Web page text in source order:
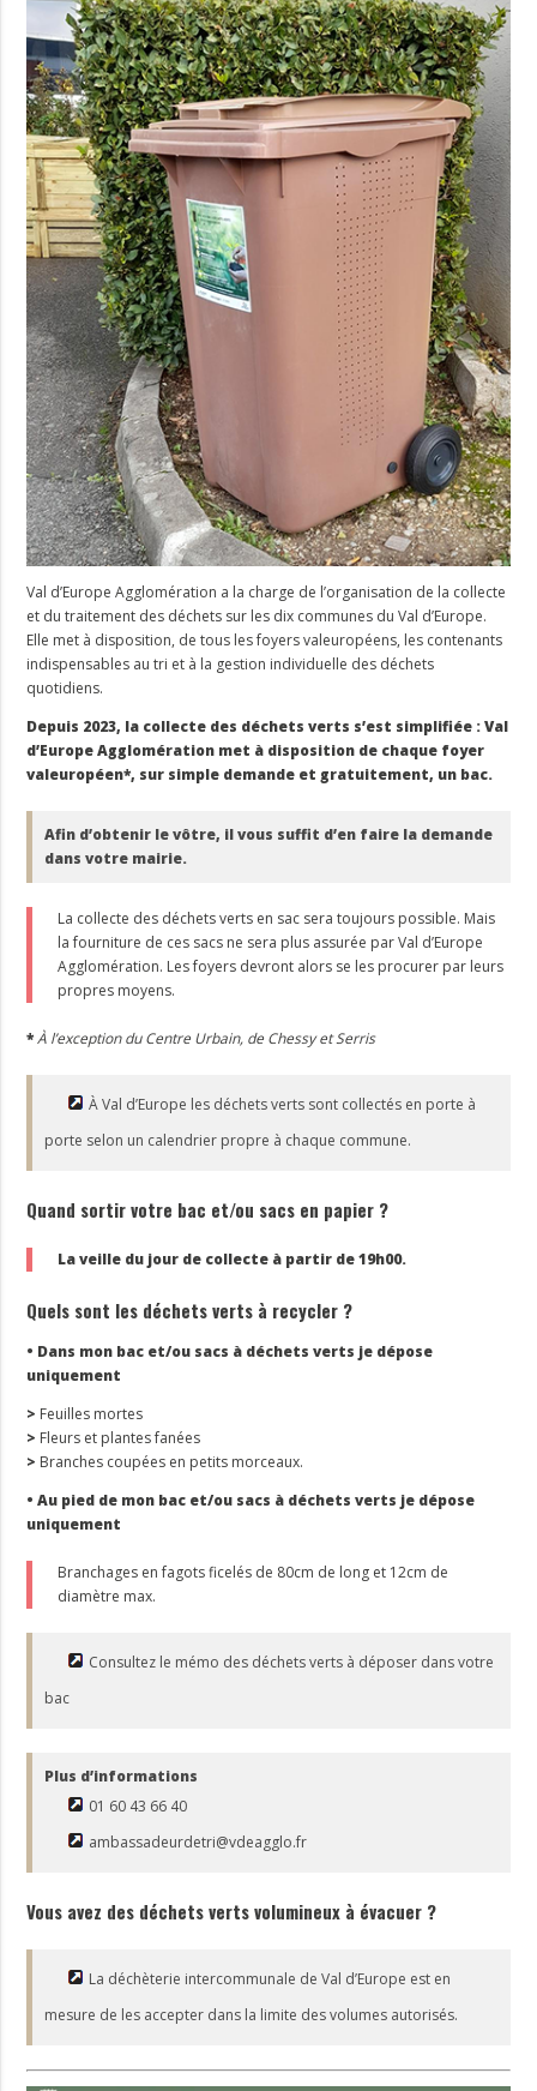
Val d’Europe Agglomération a la charge de l’organisation de la collecte
et du traitement des déchets sur les dix communes du Val d’Europe.
Elle met à disposition, de tous les foyers valeuropéens, les contenants
indispensables au tri et à la gestion individuelle des déchets
quotidiens.
Depuis 2023, la collecte des déchets verts s’est simplifiée : Val
d’Europe Agglomération met à disposition de chaque foyer
valeuropéen*, sur simple demande et gratuitement, un bac.
Afin d’obtenir le vôtre, il vous suffit d’en faire la demande
dans votre mairie.
La collecte des déchets verts en sac sera toujours possible. Mais
la fourniture de ces sacs ne sera plus assurée par Val d’Europe
Agglomération. Les foyers devront alors se les procurer par leurs
propres moyens.
*À l’exception du Centre Urbain, de Chessy et Serris
À Val d’Europe les déchets verts sont collectés en porte à
porte selon un calendrier propre à chaque commune.
Quand sortir votre bac et/ou sacs en papier ?
La veille du jour de collecte à partir de 19h00.
Quels sont les déchets verts à recycler ?
• Dans mon bac et/ou sacs à déchets verts je dépose
uniquement
> Feuilles mortes
> Fleurs et plantes fanées
> Branches coupées en petits morceaux.
• Au pied de mon bac et/ou sacs à déchets verts je dépose
uniquement
Branchages en fagots ficelés de 80cm de long et 12cm de
diamètre max.
Consultez le mémo des déchets verts à déposer dans votre
bac
Plus d’informations
01 60 43 66 40
ambassadeurdetri@vdeagglo.fr
Vous avez des déchets verts volumineux à évacuer ?
La déchèterie intercommunale de Val d’Europe est en
mesure de les accepter dans la limite des volumes autorisés.